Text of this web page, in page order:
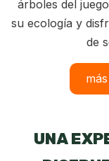
árboles del
su ecología y
de
UNA